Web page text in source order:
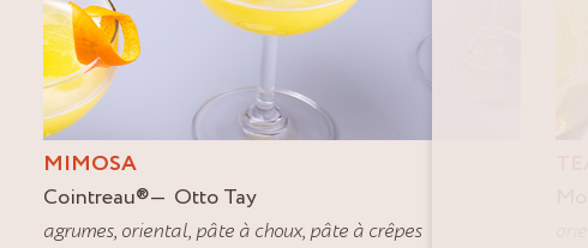
MIMOSA
Cointreau®
Otto Tay
agrumes, oriental, pâte à choux, pâte à crêpes